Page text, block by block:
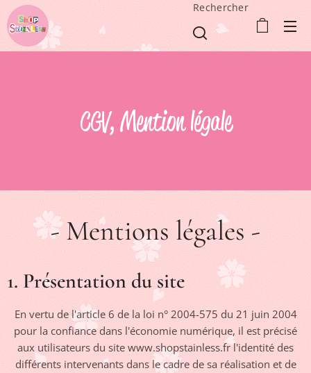
Rechercher
CGV, Mention légale
- Mentions légales -
1. Présentation du site
En vertu de l'article 6 de la loi n° 2004-575 du 21 juin 2004
pour la confiance dans l'économie numérique, il est précisé
aux utilisateurs du site www.shopstainless.fr l'identité des
différents intervenants dans le cadre de sa réalisation et de